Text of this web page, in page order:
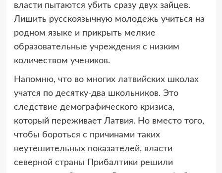
власти пытаются убить сразу двух зайцев.
Лишить русскоязычную молодежь учиться на
родном языке и прикрыть мелкие
образовательные учреждения с низким
количеством учеников.
Напомню, что во многих латвийских школах
учатся по десятку-два школьников. Это
следствие демографического кризиса,
который переживает Латвия. Но вместо того,
чтобы бороться с причинами таких
неутешительных показателей, власти
северной страны Прибалтики решили